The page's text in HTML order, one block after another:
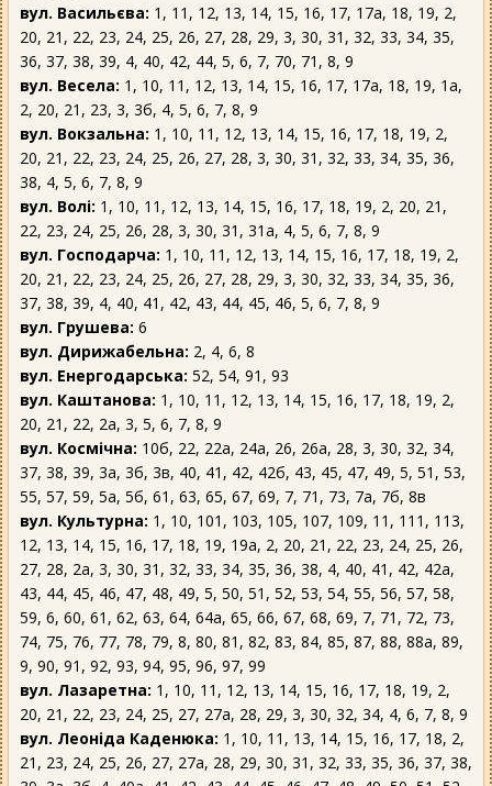
вул. Васильєва: 1, 11, 12, 13, 14, 15, 16, 17, 17а, 18, 19, 2,
20, 21, 22, 23, 24, 25, 26, 27, 28, 29, 3, 30, 31, 32, 33, 34, 35,
36, 37, 38, 39, 4, 40, 42, 44, 5, 6, 7, 70, 71, 8, 9
вул. Весела: 1, 10, 11, 12, 13, 14, 15, 16, 17, 17а, 18, 19, 1а,
2, 20, 21, 23, 3, 3б, 4, 5, 6, 7, 8, 9
вул. Вокзальна: 1, 10, 11, 12, 13, 14, 15, 16, 17, 18, 19, 2,
20, 21, 22, 23, 24, 25, 26, 27, 28, 3, 30, 31, 32, 33, 34, 35, 36,
38, 4, 5, 6, 7, 8, 9
вул. Волі: 1, 10, 11, 12, 13, 14, 15, 16, 17, 18, 19, 2, 20, 21,
22, 23, 24, 25, 26, 28, 3, 30, 31, 31а, 4, 5, 6, 7, 8, 9
вул. Господарча: 1, 10, 11, 12, 13, 14, 15, 16, 17, 18, 19, 2,
20, 21, 22, 23, 24, 25, 26, 27, 28, 29, 3, 30, 32, 33, 34, 35, 36,
37, 38, 39, 4, 40, 41, 42, 43, 44, 45, 46, 5, 6, 7, 8, 9
вул. Грушева: 6
вул. Дирижабельна: 2, 4, 6, 8
вул. Енергодарська: 52, 54, 91, 93
вул. Каштанова: 1, 10, 11, 12, 13, 14, 15, 16, 17, 18, 19, 2,
20, 21, 22, 2а, 3, 5, 6, 7, 8, 9
вул. Космічна: 10б, 22, 22а, 24а, 26, 26а, 28, 3, 30, 32, 34,
37, 38, 39, 3а, 3б, 3в, 40, 41, 42, 42б, 43, 45, 47, 49, 5, 51, 53,
55, 57, 59, 5а, 5б, 61, 63, 65, 67, 69, 7, 71, 73, 7а, 7б, 8в
вул. Культурна: 1, 10, 101, 103, 105, 107, 109, 11, 111, 113,
12, 13, 14, 15, 16, 17, 18, 19, 19а, 2, 20, 21, 22, 23, 24, 25, 26,
27, 28, 2а, 3, 30, 31, 32, 33, 34, 35, 36, 38, 4, 40, 41, 42, 42а,
43, 44, 45, 46, 47, 48, 49, 5, 50, 51, 52, 53, 54, 55, 56, 57, 58,
59, 6, 60, 61, 62, 63, 64, 64а, 65, 66, 67, 68, 69, 7, 71, 72, 73,
74, 75, 76, 77, 78, 79, 8, 80, 81, 82, 83, 84, 85, 87, 88, 88а, 89,
9, 90, 91, 92, 93, 94, 95, 96, 97, 99
вул. Лазаретна: 1, 10, 11, 12, 13, 14, 15, 16, 17, 18, 19, 2,
20, 21, 22, 23, 24, 25, 27, 27а, 28, 29, 3, 30, 32, 34, 4, 6, 7, 8, 9
вул. Леоніда Каденюка: 1, 10, 11, 13, 14, 15, 16, 17, 18, 2,
21, 23, 24, 25, 26, 27, 27а, 28, 29, 30, 31, 32, 33, 35, 36, 37, 38,